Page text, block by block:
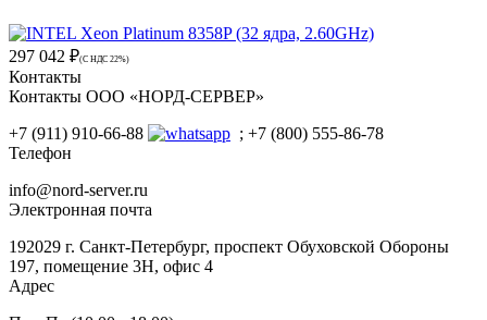
297 042 ₽(С НДС 22%)
Контакты
Контакты ООО «НОРД-СЕРВЕР»
+7 (911) 910-66-88
; +7 (800) 555-86-78
Телефон
info@nord-server.ru
Электронная почта
192029 г. Санкт-Петербург, проспект Обуховской Обороны
197, помещение 3Н, офис 4
Адрес